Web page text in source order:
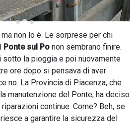
non lo è. Le sorprese per chi
Ponte sul Po non sembrano finire.
sotto la pioggia e poi nuovamente
ore dopo si pensava di aver
no. La Provincia di Piacenza, che
manutenzione del Ponte, ha deciso
continue. Come? Beh, se
a garantire la sicurezza del